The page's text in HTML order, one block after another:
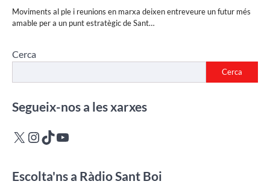
Moviments al ple i reunions en marxa deixen entreveure un futur més
amable per a un punt estratègic de Sant…
Cerca
Cerca
Segueix-nos a les xarxes
X Instagram
TikTokYouTube
Escolta'ns a Ràdio Sant Boi